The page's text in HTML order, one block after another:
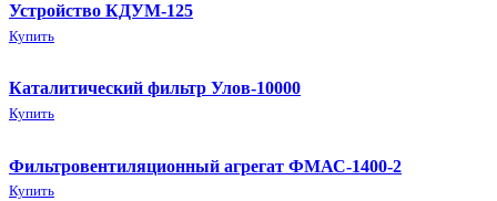
Устройство КДУМ-125
Купить
Каталитический фильтр Улов-10000
Купить
Фильтровентиляционный агрегат ФМАС-1400-2
Купить